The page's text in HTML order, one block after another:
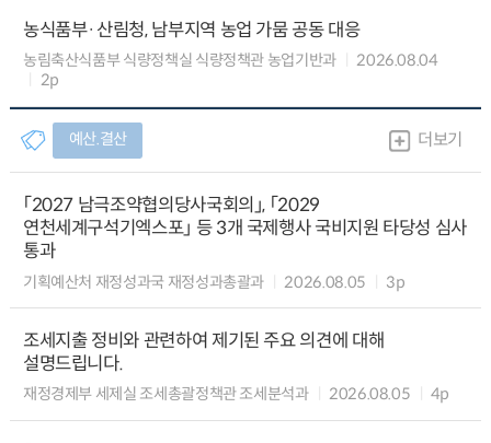
농식품부·산림청, 남부지역 농업 가뭄 공동 대응
농림축산식품부 식량정책실 식량정책관 농업기반과
2026.08.04
2p
예산.결산 더보기
「2027 남극조약협의당사국회의」, 「2029
연천세계구석기엑스포」 등 3개 국제행사 국비지원 타당성 심사
통과
기획예산처 재정성과국 재정성과총괄과 2026.08.05 3p
조세지출 정비와 관련하여 제기된 주요 의견에 대해
설명드립니다.
재정경제부 세제실 조세총괄정책관 조세분석과 2026.08.05 4p